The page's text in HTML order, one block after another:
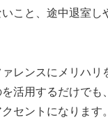
こと、途中退室し
レンスにメリハリ
活用するだけでも
セントになります。